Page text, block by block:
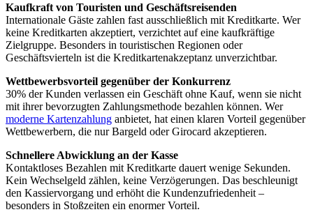
Kaufkraft von Touristen und Geschäftsreisenden
Internationale Gäste zahlen fast ausschließlich mit Kreditkarte. Wer
keine Kreditkarten akzeptiert, verzichtet auf eine kaufkräftige
Zielgruppe. Besonders in touristischen Regionen oder
Geschäftsvierteln ist die Kreditkartenakzeptanz unverzichtbar.
Wettbewerbsvorteil gegenüber der Konkurrenz
30% der Kunden verlassen ein Geschäft ohne Kauf, wenn sie nicht
mit ihrer bevorzugten Zahlungsmethode bezahlen können. Wer
moderne Kartenzahlung anbietet, hat einen klaren Vorteil gegenüber
Wettbewerbern, die nur Bargeld oder Girocard akzeptieren.
Schnellere Abwicklung an der Kasse
Kontaktloses Bezahlen mit Kreditkarte dauert wenige Sekunden.
Kein Wechselgeld zählen, keine Verzögerungen. Das beschleunigt
den Kassiervorgang und erhöht die Kundenzufriedenheit –
besonders in Stoßzeiten ein enormer Vorteil.